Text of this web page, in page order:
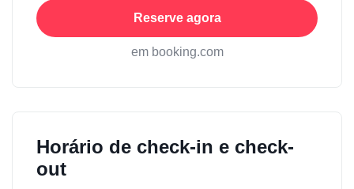
Reserve agora
em booking.com
Horário de check-in e check-
out